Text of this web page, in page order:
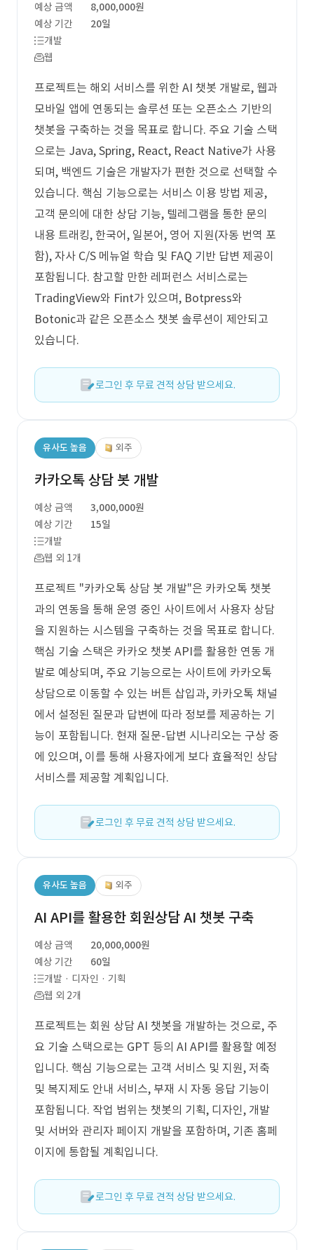
예상 금액
8,000,000원
예상 기간
20일
개발
웹
프로젝트는 해외 서비스를 위한 AI 챗봇 개발로, 웹과
모바일 앱에 연동되는 솔루션 또는 오픈소스 기반의
챗봇을 구축하는 것을 목표로 합니다. 주요 기술 스택
으로는 Java, Spring, React, React Native가 사용
되며, 백엔드 기술은 개발자가 편한 것으로 선택할 수
있습니다. 핵심 기능으로는 서비스 이용 방법 제공,
고객 문의에 대한 상담 기능, 텔레그램을 통한 문의
내용 트래킹, 한국어, 일본어, 영어 지원(자동 번역 포
함), 자사 C/S 메뉴얼 학습 및 FAQ 기반 답변 제공이
포함됩니다. 참고할 만한 레퍼런스 서비스로는
TradingView와 Fint가 있으며, Botpress와
Botonic과 같은 오픈소스 챗봇 솔루션이 제안되고
있습니다.
로그인 후 무료 견적 상담 받으세요.
유사도 높음 외주
카카오톡 상담 봇 개발
예상 금액
3,000,000원
예상 기간
15일
개발
웹 외 1개
프로젝트 "카카오톡 상담 봇 개발"은 카카오톡 챗봇
과의 연동을 통해 운영 중인 사이트에서 사용자 상담
을 지원하는 시스템을 구축하는 것을 목표로 합니다.
핵심 기술 스택은 카카오 챗봇 API를 활용한 연동 개
발로 예상되며, 주요 기능으로는 사이트에 카카오톡
상담으로 이동할 수 있는 버튼 삽입과, 카카오톡 채널
에서 설정된 질문과 답변에 따라 정보를 제공하는 기
능이 포함됩니다. 현재 질문-답변 시나리오는 구상 중
에 있으며, 이를 통해 사용자에게 보다 효율적인 상담
서비스를 제공할 계획입니다.
로그인 후 무료 견적 상담 받으세요.
유사도 높음 외주
AI API를 활용한 회원상담 AI 챗봇 구축
예상 금액
20,000,000원
예상 기간
60일
개발 · 디자인 · 기획
웹 외 2개
프로젝트는 회원 상담 AI 챗봇을 개발하는 것으로, 주
요 기술 스택으로는 GPT 등의 AI API를 활용할 예정
입니다. 핵심 기능으로는 고객 서비스 및 지원, 저축
및 복지제도 안내 서비스, 부재 시 자동 응답 기능이
포함됩니다. 작업 범위는 챗봇의 기획, 디자인, 개발
및 서버와 관리자 페이지 개발을 포함하며, 기존 홈페
이지에 통합될 계획입니다.
로그인 후 무료 견적 상담 받으세요.